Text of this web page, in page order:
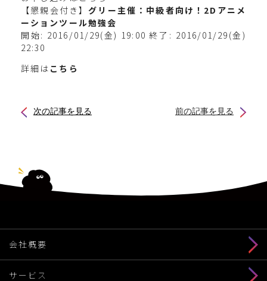
【懇親会付き】グリー主催：中級者向け！2Dアニメ
ーションツール勉強会
開始: 2016/01/29(金) 19:00 終了: 2016/01/29(金)
22:30
詳細は こちら
前の記事を見る
次の記事を見る
会社概要
サービス